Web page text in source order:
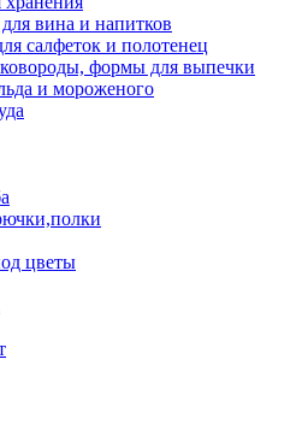
вина и напитков
салфеток и полотенец
формы для выпечки
и мороженого
цветы